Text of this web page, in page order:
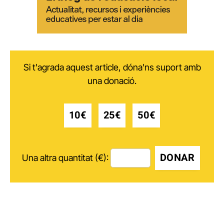
Si t'agrada aquest article, dóna'ns suport amb
una donació.
10€ 25€ 50€
Una altra quantitat (€): DONAR